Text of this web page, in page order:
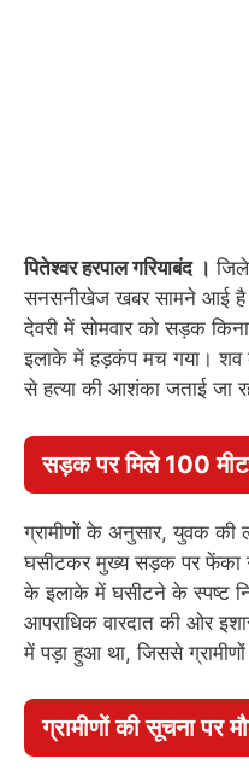
पितेश्वर हरपाल गरियाबंद ।
सनसनीखेज खबर सामने आई है।
देवरी में सोमवार को सड़क
इलाके में हड़कंप मच गया। शव
से हत्या की आशंका जताई जा
सड़क पर मिले 100
ग्रामीणों के अनुसार, युवक
घसीटकर मुख्य सड़क पर फेंका
के इलाके में घसीटने के स्पष्ट
आपराधिक वारदात की ओर
में पड़ा हुआ था, जिससे
ग्रामीणों की सूचना पर